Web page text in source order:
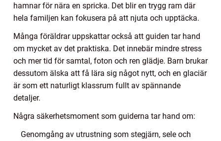
hamnar för nära en spricka. Det blir en trygg ram där
hela familjen kan fokusera på att njuta och upptäcka.
Många föräldrar uppskattar också att guiden tar hand
om mycket av det praktiska. Det innebär mindre stress
och mer tid för samtal, foton och ren glädje. Barn brukar
dessutom älska att få lära sig något nytt, och en glaciär
är som ett naturligt klassrum fullt av spännande
detaljer.
Några säkerhetsmoment som guiderna tar hand om:
Genomgång av utrustning som stegjärn, sele och